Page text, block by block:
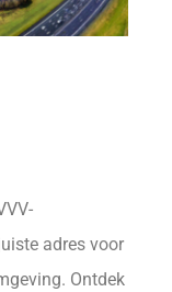
adres voor
Ontdek